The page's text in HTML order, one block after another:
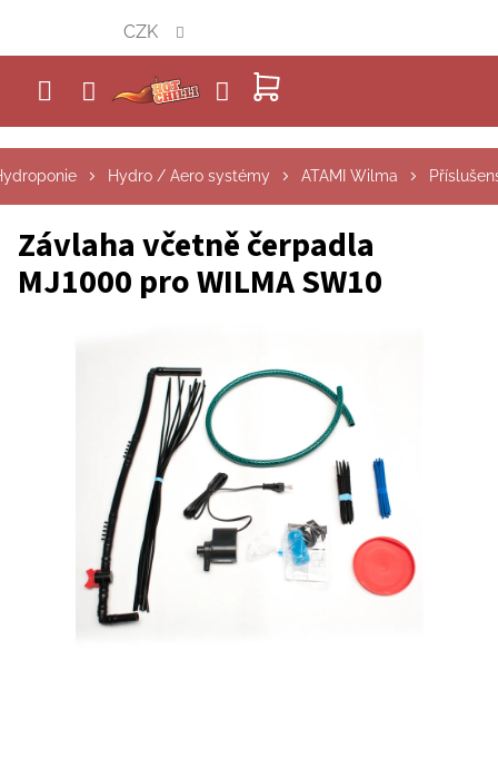
obsah
NÁKUPNÍ
KOŠÍK
CZK
Hydro / Aero systémy ATAMI Wilma
Závlaha včetně čerpadla
MJ1000 pro WILMA SW10